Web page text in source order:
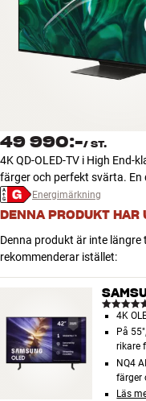
Tillbehör
INSPIRATION
NYHETER
ERBJUDANDEN
Hitta Butik
Kundtjänst
Logga in
49 990:-/ ST.
4K QD-OLED-TV i High End-
färger och perfekt svärta. En
Energimärkning
DENNA PRODUKT HAR
Denna produkt är inte längre
rekommenderar istället:
4K
På
rikare
NQ4
färger
Läs